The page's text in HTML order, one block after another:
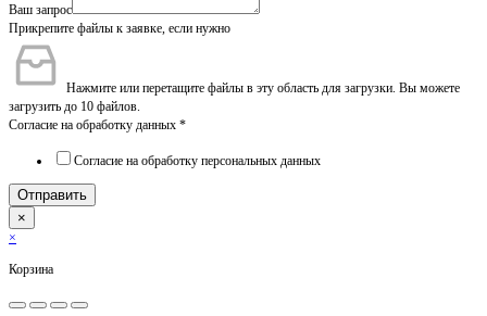
Ваш запрос
Прикрепите файлы к заявке, если нужно
Нажмите или перетащите файлы в эту область для загрузки. Вы можете
загрузить до 10 файлов.
Согласие на обработку данных *
Согласие на обработку персональных данных
Отправить
×
×
Корзина